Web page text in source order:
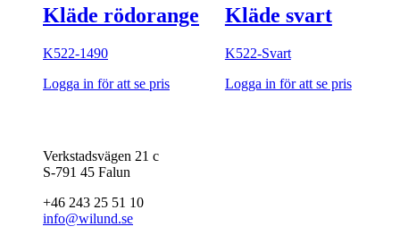
Kläde rödorange
K522-1490
Logga in för att se pris
Kläde svart
K522-Svart
Logga in för att se pris
Verkstadsvägen 21 c
S-791 45 Falun
+46 243 25 51 10
info@wilund.se